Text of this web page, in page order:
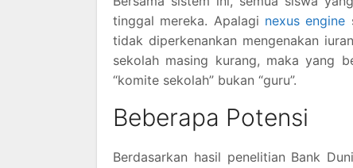
tinggal mereka. Apalagi nexus engine
tidak diperkenankan mengenakan
sekolah masing kurang, maka yang
“komite sekolah” bukan “guru”.
Beberapa Potensi
Berdasarkan hasil penelitian Bank